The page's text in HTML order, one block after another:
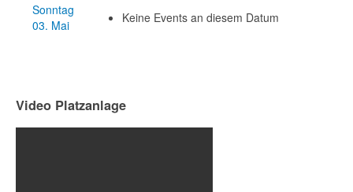
Sonntag
03. Mai
Keine Events an diesem Datum
Video Platzanlage